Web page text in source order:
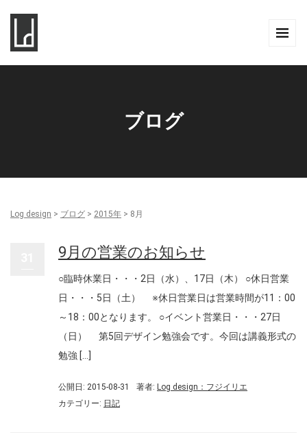
ブログ
Log design > ブログ > 2015年 > 8月
9月の営業のお知らせ
○臨時休業日・・・2日（水）、17日（木） ○休日営業
日・・・5日（土） ※休日営業日は営業時間が11：00
～18：00となります。 ○イベント営業日・・・27日
（日） 第5回デザイン勉強会です。今回は講義形式の
勉強 […]
公開日: 2015-08-31 著者: Log design：フジイリエ
カテゴリー: 日記